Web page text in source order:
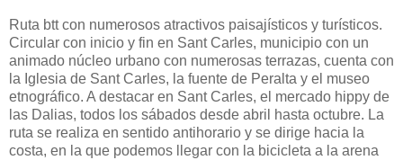
Ruta btt con numerosos atractivos paisajísticos y turísticos.
Circular con inicio y fin en Sant Carles, municipio con un
animado núcleo urbano con numerosas terrazas, cuenta con
la Iglesia de Sant Carles, la fuente de Peralta y el museo
etnográfico. A destacar en Sant Carles, el mercado hippy de
las Dalias, todos los sábados desde abril hasta octubre. La
ruta se realiza en sentido antihorario y se dirige hacia la
costa, en la que podemos llegar con la bicicleta a la arena